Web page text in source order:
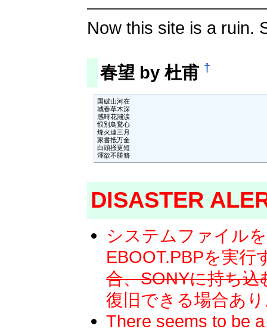
Now this site is a ruin.
春望 by 杜甫 †
国破山河在
城春草木深
感時花濺涙
恨別鳥驚心
烽火連三月
家書抵万金
白頭掻更短
渾欲不勝簪
DISASTER
システムファイル
EBOOT.PBPを実行
合、SONYに持ち
復旧できる場合あ
There seems to be